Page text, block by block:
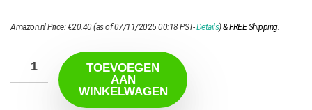
Amazon.nl Price:€20.40(as of 07/11/2025 00:18 PST-Details)&FREE Shipping.
TOEVOEGEN
AAN
WINKELWAGEN